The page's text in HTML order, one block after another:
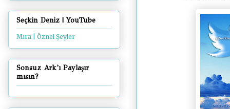
Seçkin Deniz | YouTube
Mıra | Öznel Şeyler
Sonsuz Ark'ı Paylaşır
mısın?